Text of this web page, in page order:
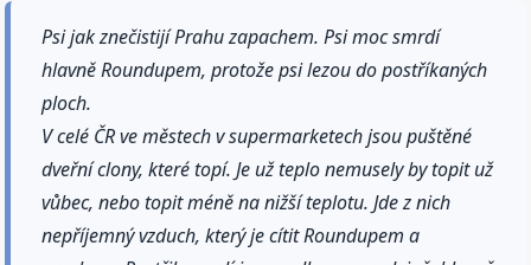
Psi jak znečistijí Prahu zapachem. Psi moc smrdí
hlavně Roundupem, protože psi lezou do postříkaných
ploch.
V celé ČR ve městech v supermarketech jsou puštěné
dveřní clony, které topí. Je už teplo nemusely by topit už
vůbec, nebo topit méně na nižší teplotu. Jde z nich
nepříjemný vzduch, který je cítit Roundupem a